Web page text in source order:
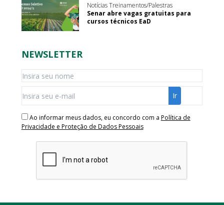
Notícias Treinamentos/Palestras
Senar abre vagas gratuitas para
cursos técnicos EaD
NEWSLETTER
Ao informar meus dados, eu concordo com a Política de
Privacidade e Proteção de Dados Pessoais